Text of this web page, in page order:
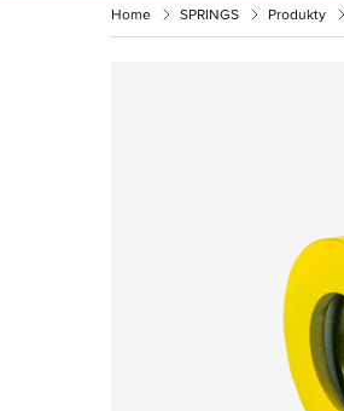
Home SPRINGS Produkty